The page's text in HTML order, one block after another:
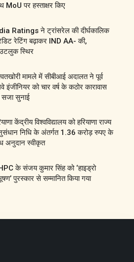
MoU पर हस्ताक्षर किए
Ratings ने ट्रांसरेल की दीर्घकालिक
रेटिंग बढ़ाकर IND AA- की,
स्थिर
मामले में सीबीआई अदालत ने पूर्व
इंजीनियर को चार वर्ष के कठोर कारावास
सजा सुनाई
केंद्रीय विश्वविद्यालय को हरियाणा राज्य
निधि के अंतर्गत 1.36 करोड़ रुपए के
अनुदान स्वीकृत
के संजय कुमार सिंह को ‘हाइड्रो
पुरस्कार से सम्मानित किया गया